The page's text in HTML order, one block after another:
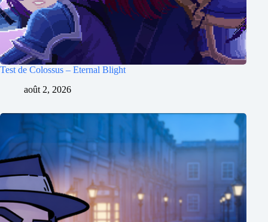
Test de Colossus – Eternal Blight
août 2, 2026